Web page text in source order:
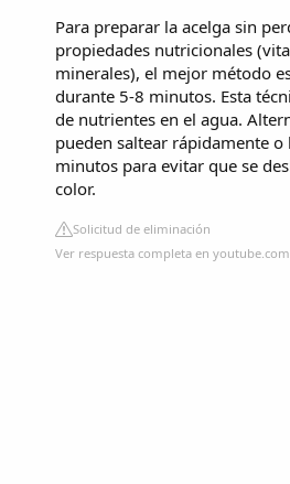
Para preparar la acelga sin
propiedades nutricionales
minerales), el mejor método
durante 5-8 minutos. Esta
de nutrientes en el agua.
pueden saltear rápidamente
minutos para evitar que se
color.
Solicitud de eliminación
Ver respuesta completa en youtube.com